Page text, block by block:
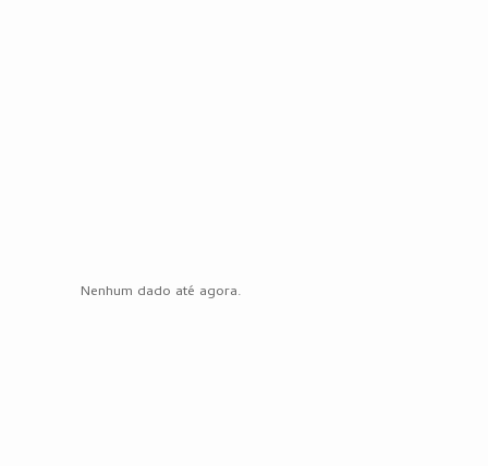
Nenhum dado até agora.